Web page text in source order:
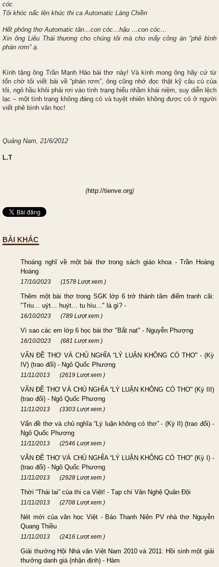
cóc
Tôi khóc nấc lên khúc thi ca Automatic Làng Chiền
Hết phỏng thơ Automatic tân…con cóc…hậu …con cóc…
Xin ông Liêu Thái thương cho chúng tôi mà cho mấy công án “phê bình
phán rơm” ạ.
Kính tặng ông Trần Mạnh Hảo bài thơ này! Và kính mong ông hãy cứ từ
tốn chờ tôi viết bài về “phán rơm”, ông cũng nhớ đọc thật kỹ câu cú của
tôi, ngỏ hầu khỏi phải rơi vào tình trạng hiểu nhầm khái niệm, suy diễn lệch
lạc – một tình trạng không đáng có và tuyệt nhiên không được có ở người
viết phê bình văn học!
Quảng Nam, 21/6/2012
L.T
(http://tienve.org)
BÀI KHÁC
Thoáng nghĩ về một bài thơ trong sách giáo khoa - Trần Hoàng
Hoàng
17/10/2023 (1578 Lượt xem )
Thêm một bài thơ trong SGK lớp 6 trở thành tâm điểm tranh cãi:
"Triu… uýt… huýt… tu hìu…" là gì? -
16/10/2023 (789 Lượt xem )
Vì sao các em lớp 6 học bài thơ "Bắt nạt" - Nguyễn Phượng
16/10/2023 (681 Lượt xem )
VẤN ĐỀ THƠ VÀ CHỦ NGHĨA “LÝ LUẬN KHÔNG CÓ THƠ” - (Kỳ
IV) (trao đổi) - Ngô Quốc Phương
11/11/2013 (2619 Lượt xem )
VẤN ĐỀ THƠ VÀ CHỦ NGHĨA “LÝ LUẬN KHÔNG CÓ THƠ” (Kỳ III)
(trao đổi) - Ngô Quốc Phương
11/11/2013 (3303 Lượt xem )
Vấn đề thơ và chủ nghĩa “Lý luận không có thơ” - (Kỳ II) (trao đổi) -
Ngô Quốc Phương
11/11/2013 (2546 Lượt xem )
VẤN ĐỀ THƠ VÀ CHỦ NGHĨA “LÝ LUẬN KHÔNG CÓ THƠ” (Kỳ I) -
(trao đổi) - Ngô Quốc Phương
11/11/2013 (2928 Lượt xem )
Thời “Thái lai” của thi ca Việt! - Tạp chí Văn Nghệ Quân Đội
11/11/2013 (2708 Lượt xem )
Nét mới của văn học Việt - Báo Thanh Niên PV nhà thơ Nguyễn
Quang Thiều
11/11/2013 (2416 Lượt xem )
Giải thưởng Hội Nhà văn Việt Nam 2010 và 2011: Hồi sinh một giải
thưởng danh giá (nhận định) - Hàm